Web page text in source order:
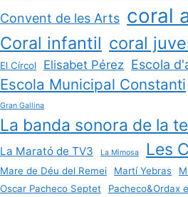
Convent de les Arts coral
Coral infantil coral
El Círcol
Elisabet Pérez Escola
Escola Municipal Constanti
Gran Gallina
La banda sonora de la
La Marató de TV3 La Mimosa Les
Mare de Déu del Remei Martí Yebras
Oscar Pacheco Septet
Pacheco&Ordax